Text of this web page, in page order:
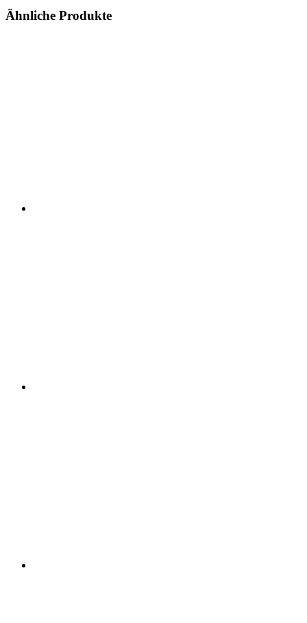
Ähnliche Produkte